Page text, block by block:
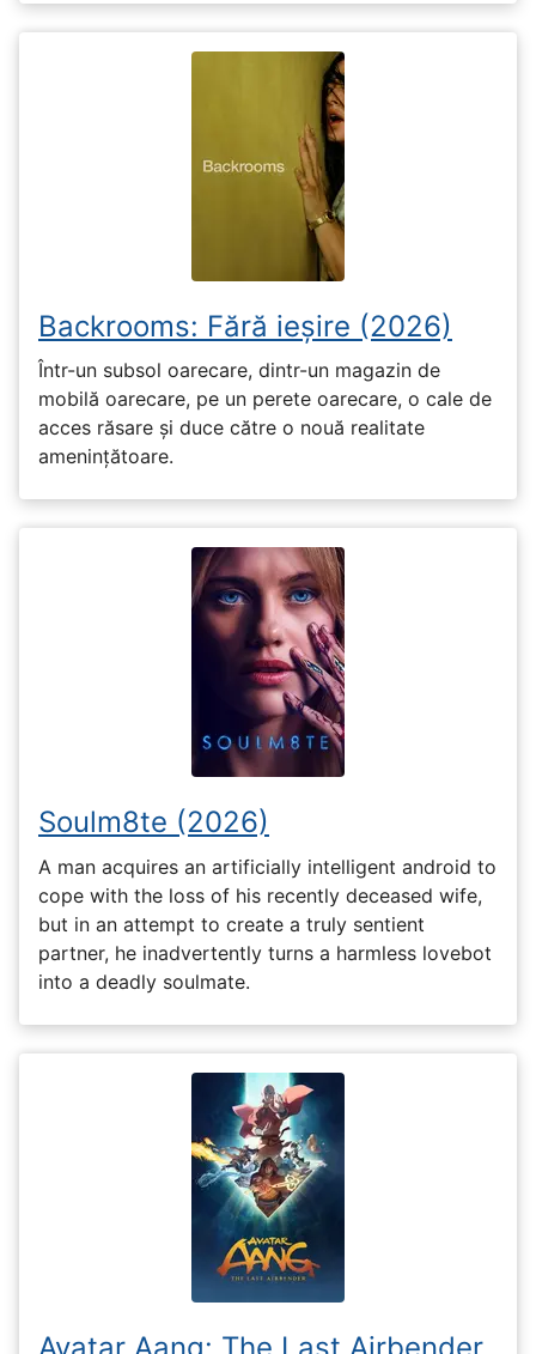
Backrooms: Fără ieșire (2026)
Într-un subsol oarecare, dintr-un magazin de
mobilă oarecare, pe un perete oarecare, o cale de
acces răsare și duce către o nouă realitate
amenințătoare.
Soulm8te (2026)
A man acquires an artificially intelligent android to
cope with the loss of his recently deceased wife,
but in an attempt to create a truly sentient
partner, he inadvertently turns a harmless lovebot
into a deadly soulmate.